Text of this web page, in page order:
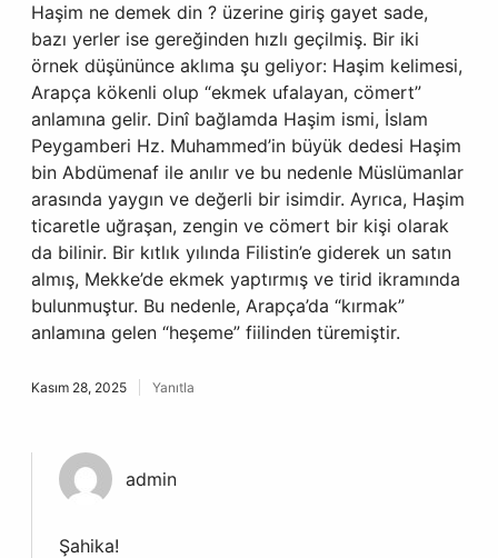
Haşim ne demek din ? üzerine giriş gayet sade,
bazı yerler ise gereğinden hızlı geçilmiş. Bir iki
örnek düşününce aklıma şu geliyor: Haşim kelimesi,
Arapça kökenli olup “ekmek ufalayan, cömert”
anlamına gelir. Dinî bağlamda Haşim ismi, İslam
Peygamberi Hz. Muhammed’in büyük dedesi Haşim
bin Abdümenaf ile anılır ve bu nedenle Müslümanlar
arasında yaygın ve değerli bir isimdir. Ayrıca, Haşim
ticaretle uğraşan, zengin ve cömert bir kişi olarak
da bilinir. Bir kıtlık yılında Filistin’e giderek un satın
almış, Mekke’de ekmek yaptırmış ve tirid ikramında
bulunmuştur. Bu nedenle, Arapça’da “kırmak”
anlamına gelen “heşeme” fiilinden türemiştir.
Kasım 28, 2025 Yanıtla
admin
Şahika!